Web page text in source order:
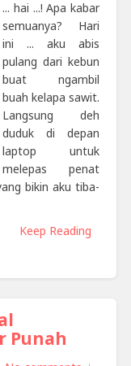
... hai ...! Apa kabar
semuanya? Hari
ini ... aku abis
pulang dari kebun
buat ngambil
buah kelapa sawit.
Langsung deh
duduk di depan
laptop untuk
melepas penat
bikin aku tiba-
Keep Reading
Punah